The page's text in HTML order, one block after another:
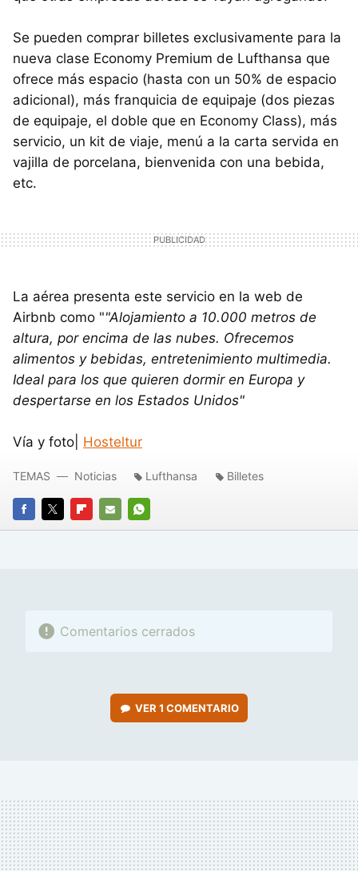
Se pueden comprar billetes exclusivamente para la
nueva clase Economy Premium de Lufthansa que
ofrece más espacio (hasta con un 50% de espacio
adicional), más franquicia de equipaje (dos piezas
de equipaje, el doble que en Economy Class), más
servicio, un kit de viaje, menú a la carta servida en
vajilla de porcelana, bienvenida con una bebida,
etc.
La aérea presenta este servicio en la web de
Airbnb como ""Alojamiento a 10.000 metros de
altura, por encima de las nubes. Ofrecemos
alimentos y bebidas, entretenimiento multimedia.
Ideal para los que quieren dormir en Europa y
despertarse en los Estados Unidos"
Vía y foto| Hosteltur
FACEBOOK
TWITTERFLIPBOARD
E-
WHATSAPP
TEMAS Noticias Lufthansa Billetes
Comentarios cerrados
VER 1 COMENTARIO